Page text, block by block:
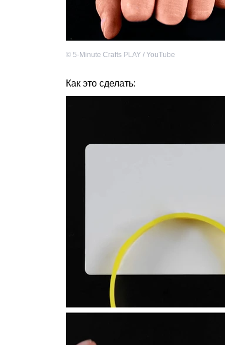
© 5-Minute Crafts PLAY / YouTube
Как это сделать: